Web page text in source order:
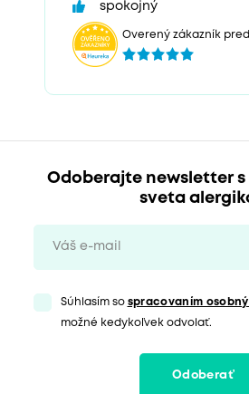
spokojný
Overený zákazník
Odoberajte newsletter s
sveta
Súhlasím so spracovaním
možné kedykoľvek odvolať.
Odoberať